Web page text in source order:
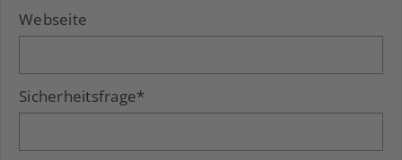
Webseite
Sicherheitsfrage*